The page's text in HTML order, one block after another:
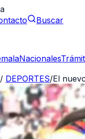
Buscar
Nacionales
/ DEPORTES/El